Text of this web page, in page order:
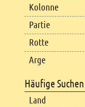
Kolonne
Partie
Rotte
Arge
Häufige Suchen
Land